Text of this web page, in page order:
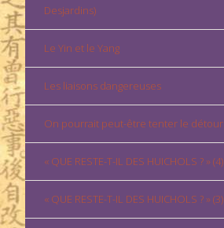
Desjardins)
Le Yin et le Yang
Les liaisons dangereuses
On pourrait peut-être tenter le détour
« QUE RESTE-T-IL DES HUICHOLS ? » (4)
« QUE RESTE-T-IL DES HUICHOLS ? » (3)